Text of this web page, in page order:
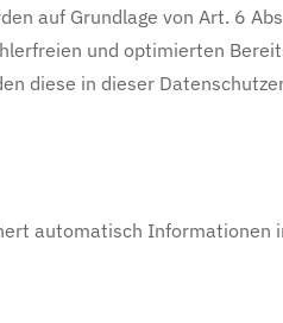
auf Grundlage von Art. 6
und optimierten
diese in dieser
automatisch